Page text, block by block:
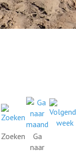
Zoeken
Ga
naar